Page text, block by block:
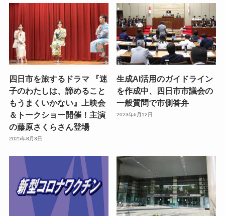
四日市を旅するドラマ 『迷
子のわたしは、諦めること
もうまくいかない』上映会
＆トークショー開催！主演
の藤原さくらさん登場
2025年8月3日
生成AI活用のガイドライン
を作成中、四日市市議会の
一般質問で市側答弁
2023年6月12日